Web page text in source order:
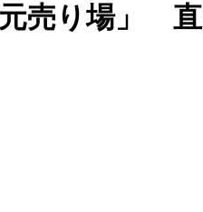
売り場」